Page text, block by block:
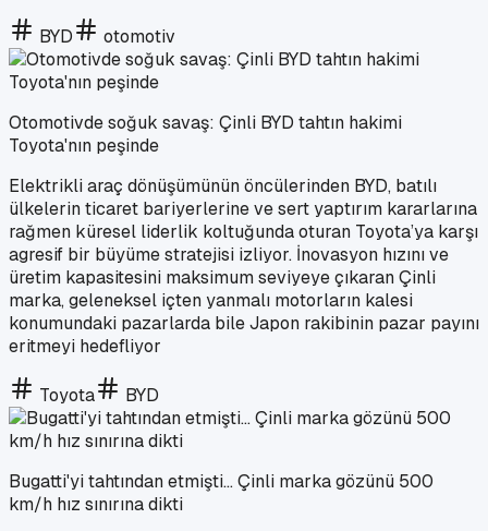
BYD otomotiv
Otomotivde soğuk savaş: Çinli BYD tahtın hakimi
Toyota'nın peşinde
Elektrikli araç dönüşümünün öncülerinden BYD, batılı
ülkelerin ticaret bariyerlerine ve sert yaptırım kararlarına
rağmen küresel liderlik koltuğunda oturan Toyota’ya karşı
agresif bir büyüme stratejisi izliyor. İnovasyon hızını ve
üretim kapasitesini maksimum seviyeye çıkaran Çinli
marka, geleneksel içten yanmalı motorların kalesi
konumundaki pazarlarda bile Japon rakibinin pazar payını
eritmeyi hedefliyor
Toyota BYD
Bugatti'yi tahtından etmişti... Çinli marka gözünü 500
km/h hız sınırına dikti